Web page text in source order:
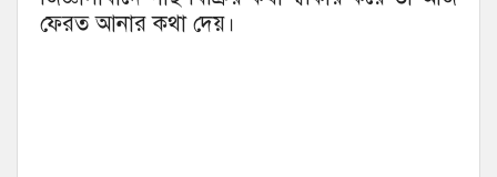
ফেরত আনার কথা দেয়।